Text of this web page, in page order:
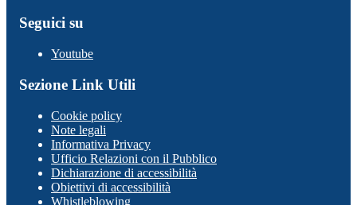
Seguici su
Youtube
Sezione Link Utili
Cookie policy
Note legali
Informativa Privacy
Ufficio Relazioni con il Pubblico
Dichiarazione di accessibilità
Obiettivi di accessibilità
Whistleblowing